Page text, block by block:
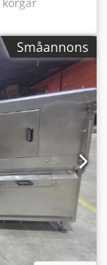
-
mått för korg:
korgar som är
x bredd x
möjligt att
Vid frågor eller
Småannons